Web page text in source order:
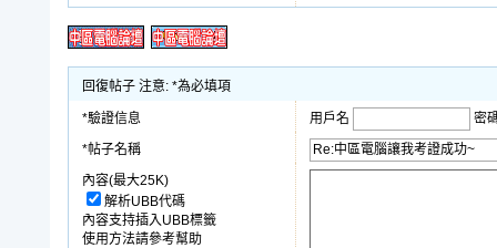
回復帖子 注意: *為必填項
*驗證信息 用戶名
密
*帖子名稱
內容(最大25K)
解析UBB代碼
內容支持插入UBB標籤
使用方法請參考幫助